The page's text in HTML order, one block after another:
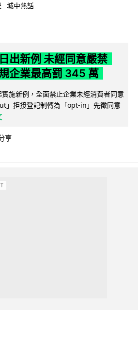
城中熱話
出新例 未經同意嚴禁
企業最高罰 345 萬
施新例，全面禁止企業未經消費者同意
」拒接登記制轉為「opt-in」先徵同意
享